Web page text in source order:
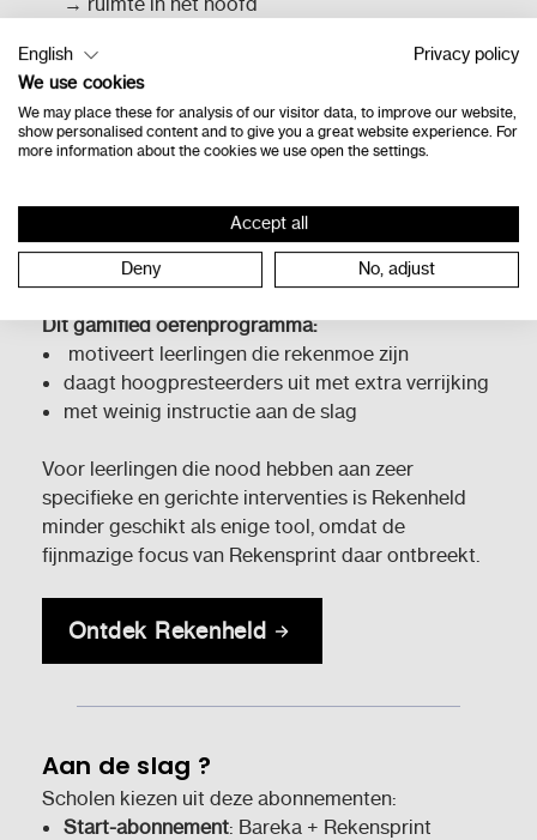
➡️Sterke fundamenten geven vleugels.
Extra motivatie en verdieping
Lexima biedt een totaaloplossing voor rekenen,
Rekenheld in de Lexipoort-omgeving.
Dit gamified oefenprogramma:
motiveert leerlingen die rekenmoe zijn
daagt hoogpresteerders uit met extra verrijking
met weinig instructie aan de slag
Voor leerlingen die nood hebben aan zeer
specifieke en gerichte interventies is Rekenheld
minder geschikt als enige tool, omdat de
fijnmazige focus van Rekensprint daar ontbreekt.
Ontdek Rekenheld
Aan de slag ?
Scholen kiezen uit deze abonnementen:
Start-abonnement: Bareka + Rekensprint
English
Privacy policy
We use cookies
We may place these for analysis of our visitor data, to improve our website,
show personalised content and to give you a great website experience. For
more information about the cookies we use open the settings.
Accept all
Deny No, adjust